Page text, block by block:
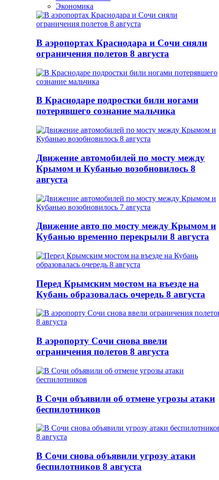
Экономика
В аэропортах Краснодара и Сочи сняли
ограничения полетов 8 августа
В Краснодаре подростки били ногами
потерявшего сознание мальчика
Движение автомобилей по мосту между
Крымом и Кубанью возобновилось 8
августа
Движение авто по мосту между Крымом и
Кубанью временно перекрыли 8 августа
Перед Крымским мостом на въезде на
Кубань образовалась очередь 8 августа
В аэропорту Сочи снова ввели
ограничения полетов 8 августа
В Сочи объявили об отмене угрозы атаки
беспилотников
В Сочи снова объявили угрозу атаки
беспилотников 8 августа